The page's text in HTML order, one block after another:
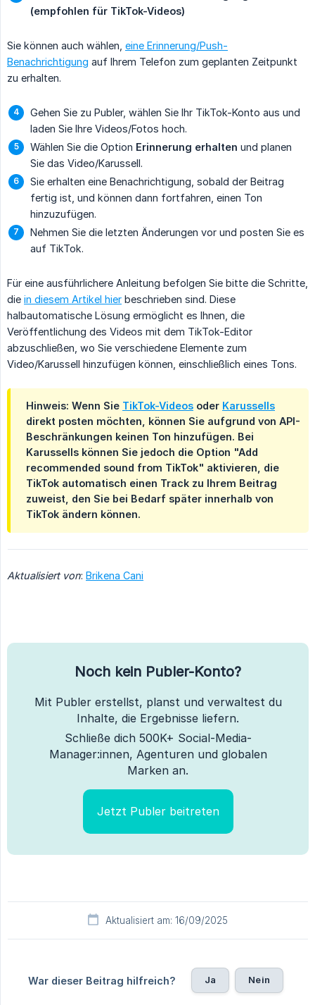
(empfohlen für TikTok-Videos)
Sie können auch wählen, eine Erinnerung/Push-
Benachrichtigung auf Ihrem Telefon zum geplanten Zeitpunkt
zu erhalten.
Gehen Sie zu Publer, wählen Sie Ihr TikTok-Konto aus und
laden Sie Ihre Videos/Fotos hoch.
Wählen Sie die Option Erinnerung erhalten und planen
Sie das Video/Karussell.
Sie erhalten eine Benachrichtigung, sobald der Beitrag
fertig ist, und können dann fortfahren, einen Ton
hinzuzufügen.
Nehmen Sie die letzten Änderungen vor und posten Sie es
auf TikTok.
Für eine ausführlichere Anleitung befolgen Sie bitte die Schritte,
die in diesem Artikel hier beschrieben sind. Diese
halbautomatische Lösung ermöglicht es Ihnen, die
Veröffentlichung des Videos mit dem TikTok-Editor
abzuschließen, wo Sie verschiedene Elemente zum
Video/Karussell hinzufügen können, einschließlich eines Tons.
Hinweis: Wenn Sie TikTok-Videos oder Karussells
direkt posten möchten, können Sie aufgrund von API-
Beschränkungen keinen Ton hinzufügen. Bei
Karussells können Sie jedoch die Option "Add
recommended sound from TikTok" aktivieren, die
TikTok automatisch einen Track zu Ihrem Beitrag
zuweist, den Sie bei Bedarf später innerhalb von
TikTok ändern können.
Aktualisiert von: Brikena Cani
Noch kein Publer-Konto?
Mit Publer erstellst, planst und verwaltest du
Inhalte, die Ergebnisse liefern.
Schließe dich 500K+ Social-Media-
Manager:innen, Agenturen und globalen
Marken an.
Jetzt Publer beitreten
Aktualisiert am: 16/09/2025
War dieser Beitrag hilfreich? Ja Nein